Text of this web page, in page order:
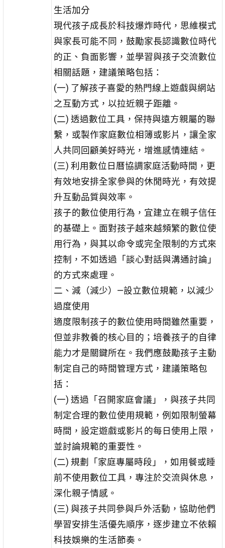
生活加分
現代孩子成長於科技爆炸時代，思維模式
與家長可能不同，鼓勵家長認識數位時代
的正、負面影響，並學習與孩子交流數位
相關話題，建議策略包括：
(一) 了解孩子喜愛的熱門線上遊戲與網站
之互動方式，以拉近親子距離。
(二) 透過數位工具，保持與遠方親屬的聯
繫，或製作家庭數位相簿或影片，讓全家
人共同回顧美好時光，增進感情連結。
(三) 利用數位日曆協調家庭活動時間，更
有效地安排全家參與的休閒時光，有效提
升互動品質與效率。
孩子的數位使用行為，宜建立在親子信任
的基礎上。面對孩子越來越頻繁的數位使
用行為，與其以命令或完全限制的方式來
控制，不如透過「談心對話與溝通討論」
的方式來處理。
二、減（減少）—設立數位規範，以減少
過度使用
適度限制孩子的數位使用時間雖然重要，
但並非教養的核心目的；培養孩子的自律
能力才是關鍵所在。我們應鼓勵孩子主動
制定自己的時間管理方式，建議策略包
括：
(一) 透過「召開家庭會議」，與孩子共同
制定合理的數位使用規範，例如限制螢幕
時間，設定遊戲或影片的每日使用上限，
並討論規範的重要性。
(二) 規劃「家庭專屬時段」，如用餐或睡
前不使用數位工具，專注於交流與休息，
深化親子情感。
(三) 與孩子共同參與戶外活動，協助他們
學習安排生活優先順序，逐步建立不依賴
科技娛樂的生活節奏。